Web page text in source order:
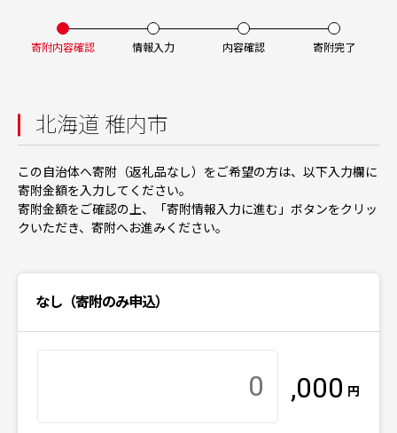
寄附内容確認 情報入力 内容確認 寄附完了
北海道 稚内市
この自治体へ寄附（返礼品なし）をご希望の方は、以下入力欄に
寄附金額を入力してください。
寄附金額をご確認の上、「寄附情報入力に進む」ボタンをクリッ
クいただき、寄附へお進みください。
なし（寄附のみ申込）
,000 円